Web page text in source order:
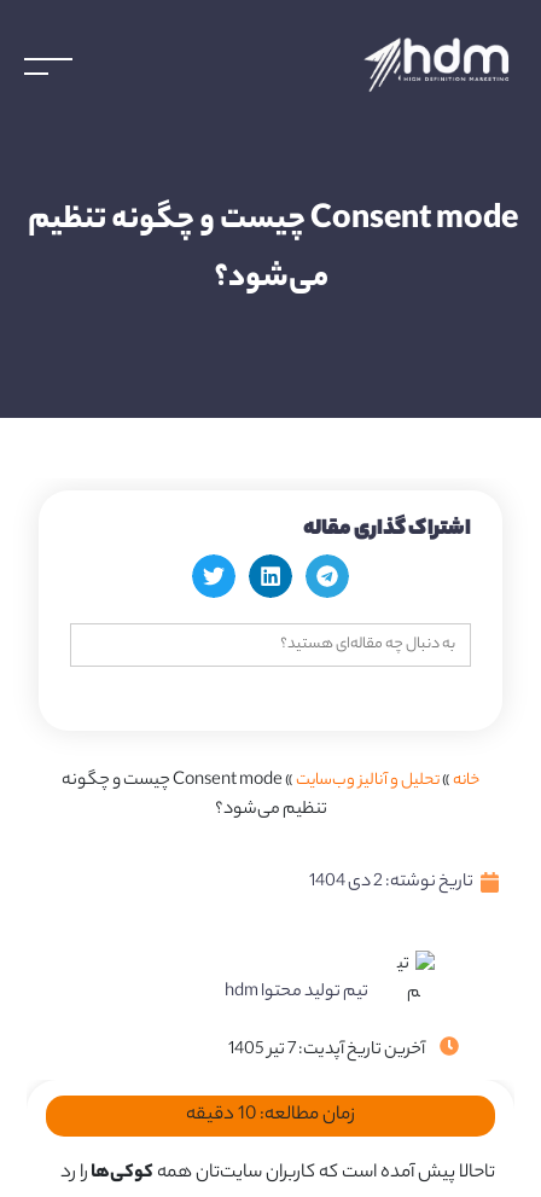
می‌شود؟
اشتراک گذاری مقاله
جستجو
برای:
خانه»تحلیل و آنالیز وب‌سایت»
Consent mode چیست و چگونه
تنظیم می‌شود؟
تاریخ نوشته:2 دی 1404
تیم تولید محتوا hdm
آخرین تاریخ آپدیت: 7 تیر 1405
زمان مطالعه:10دقیقه
تاحالا پیش آمده است که کاربران سایت‌تان همهکوکی‌هارا رد